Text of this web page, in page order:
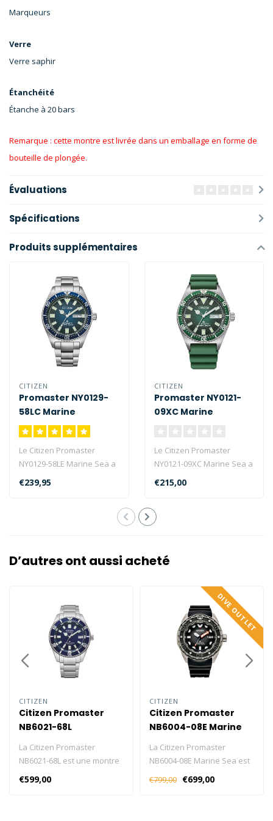
Marqueurs
Verre
Verre saphir
Étanchéité
Étanche à 20 bars
Remarque : cette montre est livrée dans un emballage en forme de
bouteille de plongée.
Évaluations
Spécifications
Produits supplémentaires
CITIZEN
Promaster NY0129-
58LC Marine
Le Citizen Promaster
NY0129-58LE Marine Sea a
un mouvement
automatique, un boît..
€239,95
CITIZEN
Promaster NY0121-
09XC Marine
Le Citizen Promaster
NY0121-09XC Marine Sea a
un mouvement
automatique, un boît..
€215,00
D’autres ont aussi acheté
CITIZEN
Citizen Promaster
NB6021-68L
La Citizen Promaster
NB6021-68L est une montre
de calibre 9051 avec un
couvercle sous pression,
€599,00
DIVE OUTLET
CITIZEN
Citizen Promaster
NB6004-08E Marine
La Citizen Promaster
NB6004-08E Marine Sea est
une montre de calibre 9051
en Super Titanium et verre
€799,00 €699,00